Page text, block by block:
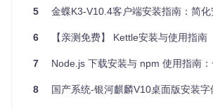
行相应的设置。
不过，对于开发和安装流程， setup.cfg 和
为间接的配置文件，它们控制了包的构建和
用的。
以上内容是对EasyGUI项目基础结构的概述
5 金蝶K3-V10.4客户端安装指南：简化安装流
6 【亲测免费】 Kettle安装与使用指南
7 Node.js 下载安装与 npm 使用指南
8 国产系统-银河麒麟V10桌面版安装字体指南：